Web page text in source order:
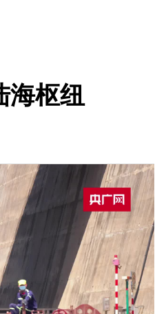
海枢纽